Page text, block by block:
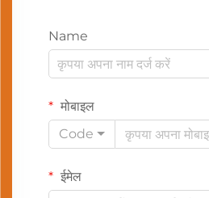
Name
मोबाइल
Code
ईमेल